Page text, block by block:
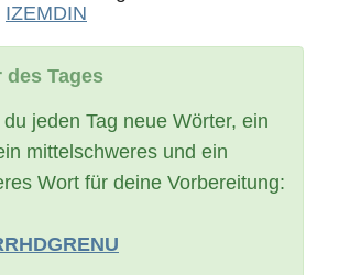
IZEMDIN
Tages
jeden Tag neue Wörter, ein
mittelschweres und ein
Wort für deine Vorbereitung: